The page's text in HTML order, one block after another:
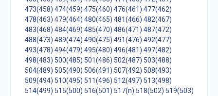
473(458) 474(459) 475(460) 476(461) 477(462)
478(463) 479(464) 480(465) 481(466) 482(467)
483(468) 484(469) 485(470) 486(471) 487(472)
488(473) 489(474) 490(475) 491(476) 492(477)
493(478) 494(479) 495(480) 496(481) 497(482)
498(483) 500(485) 501(486) 502(487) 503(488)
504(489) 505(490) 506(491) 507(492) 508(493)
509(494) 510(495) 511(496) 512(497) 513(498)
514(499) 515(500) 516(501) 517(n) 518(502) 519(503)